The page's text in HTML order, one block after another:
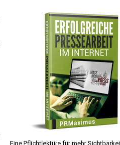
Eine Pflichtlektüre für mehr